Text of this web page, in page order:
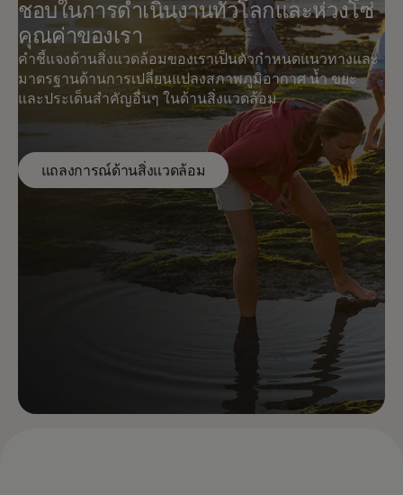
ชอบในการดําเนินงานทั่วโลกและห่วงโซ่
คุณค่าของเรา
คำชี้แจงด้านสิ่งแวดล้อมของเราเป็นตัวกำหนดแนวทางและ
มาตรฐานด้านการเปลี่ยนแปลงสภาพภูมิอากาศ น้ำ ขยะ
และประเด็นสำคัญอื่นๆ ในด้านสิ่งแวดล้อม
แถลงการณ์ด้านสิ่งแวดล้อม